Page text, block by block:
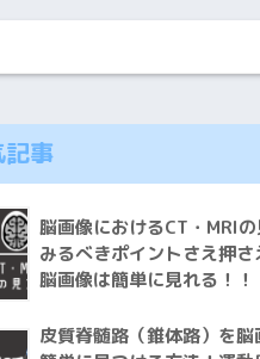
記事
脳画像におけるCT・MRIの
みるべきポイントさえ押さ
脳画像は簡単に見れる！！
皮質脊髄路（錐体路）を脳